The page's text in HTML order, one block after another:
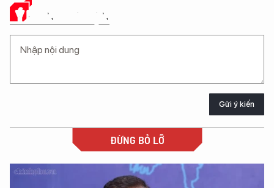
Ý KIẾN CỦA BẠN
Gửi ý kiến
ĐỪNG BỎ LỠ